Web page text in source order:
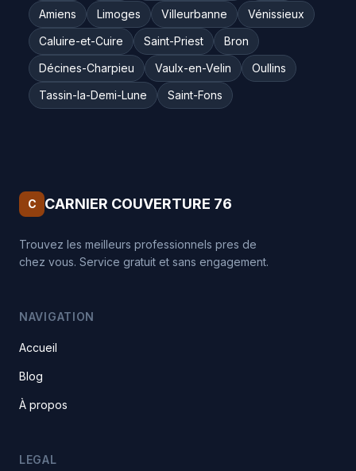
Amiens
Limoges Villeurbanne
Vénissieux
Caluire-et-Cuire
Saint-Priest
Bron
Décines-Charpieu
Vaulx-en-Velin
Oullins
Tassin-la-Demi-Lune
Saint-Fons
C CARNIER COUVERTURE 76
Trouvez les meilleurs professionnels pres de
chez vous. Service gratuit et sans engagement.
NAVIGATION
Accueil
Blog
À propos
LEGAL